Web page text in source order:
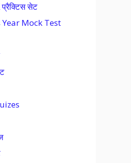
सेट
Year Mock Test